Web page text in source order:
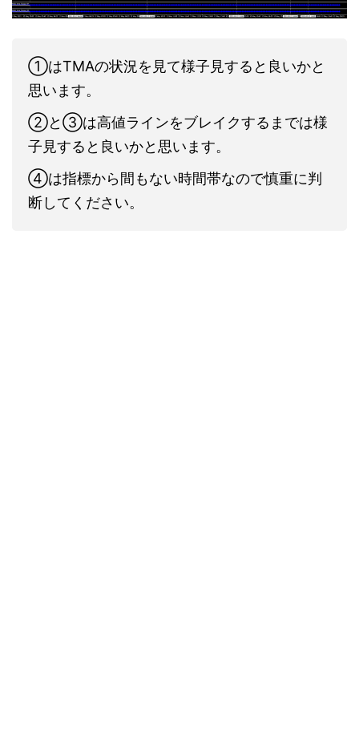
①はTMAの状況を見て様子見すると良いかと
思います。
②と③は高値ラインをブレイクするまでは様
子見すると良いかと思います。
④は指標から間もない時間帯なので慎重に判
断してください。